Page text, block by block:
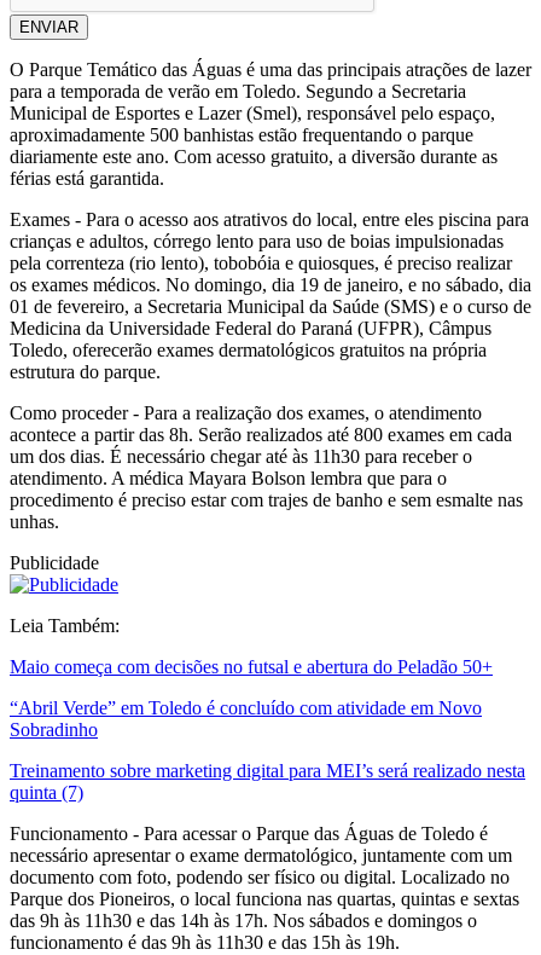
ENVIAR
O Parque Temático das Águas é uma das principais atrações de lazer
para a temporada de verão em Toledo. Segundo a Secretaria
Municipal de Esportes e Lazer (Smel), responsável pelo espaço,
aproximadamente 500 banhistas estão frequentando o parque
diariamente este ano. Com acesso gratuito, a diversão durante as
férias está garantida.
Exames - Para o acesso aos atrativos do local, entre eles piscina para
crianças e adultos, córrego lento para uso de boias impulsionadas
pela correnteza (rio lento), tobobóia e quiosques, é preciso realizar
os exames médicos. No domingo, dia 19 de janeiro, e no sábado, dia
01 de fevereiro, a Secretaria Municipal da Saúde (SMS) e o curso de
Medicina da Universidade Federal do Paraná (UFPR), Câmpus
Toledo, oferecerão exames dermatológicos gratuitos na própria
estrutura do parque.
Como proceder - Para a realização dos exames, o atendimento
acontece a partir das 8h. Serão realizados até 800 exames em cada
um dos dias. É necessário chegar até às 11h30 para receber o
atendimento. A médica Mayara Bolson lembra que para o
procedimento é preciso estar com trajes de banho e sem esmalte nas
unhas.
Publicidade
Leia Também:
Maio começa com decisões no futsal e abertura do Peladão 50+
“Abril Verde” em Toledo é concluído com atividade em Novo
Sobradinho
Treinamento sobre marketing digital para MEI’s será realizado nesta
quinta (7)
Funcionamento - Para acessar o Parque das Águas de Toledo é
necessário apresentar o exame dermatológico, juntamente com um
documento com foto, podendo ser físico ou digital. Localizado no
Parque dos Pioneiros, o local funciona nas quartas, quintas e sextas
das 9h às 11h30 e das 14h às 17h. Nos sábados e domingos o
funcionamento é das 9h às 11h30 e das 15h às 19h.